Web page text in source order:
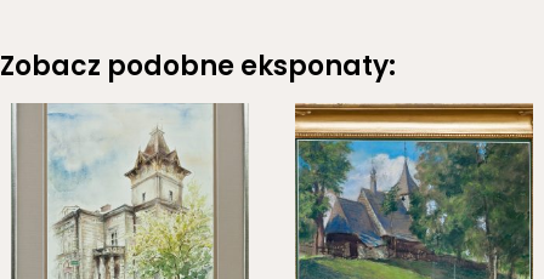
Zobacz podobne eksponaty: